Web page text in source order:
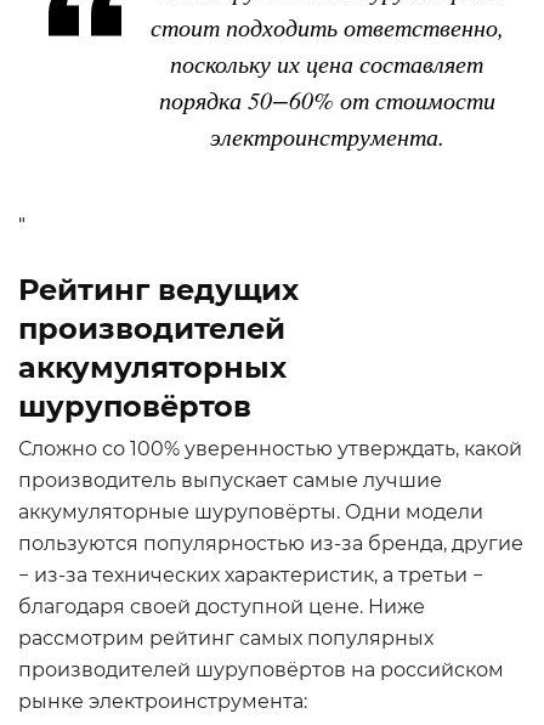
стоит подходить ответственно,
поскольку их цена составляет
порядка 50−60% от стоимости
электроинструмента.
"
Рейтинг ведущих
производителей
аккумуляторных
шуруповёртов
Сложно со 100% уверенностью утверждать, какой
производитель выпускает самые лучшие
аккумуляторные шуруповёрты. Одни модели
пользуются популярностью из-за бренда, другие
− из-за технических характеристик, а третьи −
благодаря своей доступной цене. Ниже
рассмотрим рейтинг самых популярных
производителей шуруповёртов на российском
рынке электроинструмента: